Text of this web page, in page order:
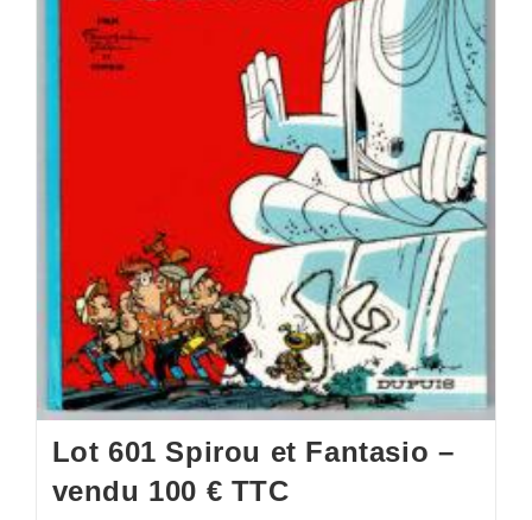
Lot 601 Spirou et Fantasio –
vendu 100 € TTC